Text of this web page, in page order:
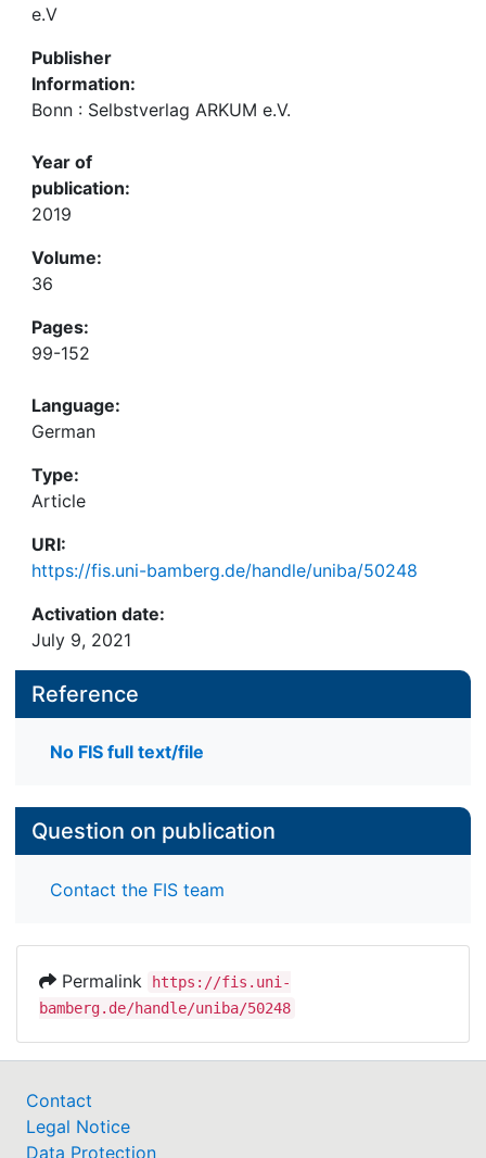
e.V
Publisher
Information:
Bonn : Selbstverlag ARKUM e.V.
Year of
publication:
2019
Volume:
36
Pages:
99-152
Language:
German
Type:
Article
URI:
https://fis.uni-bamberg.de/handle/uniba/50248
Activation date:
July 9, 2021
Reference
No FIS full text/file
Question on publication
Contact the FIS team
Permalink
https://fis.uni-
bamberg.de/handle/uniba/50248
Contact
Legal Notice
Data Protection